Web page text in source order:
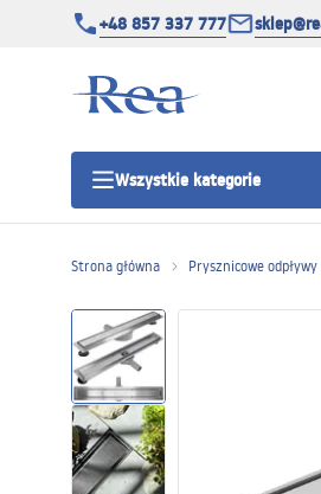
+48 857 337 777
Wszystkie kategorie
Kategorie produktowe
Kabiny prysznicowe
Drzwi prysznicowe
Brodziki prysznicowe
Strona główna Prysznicowe